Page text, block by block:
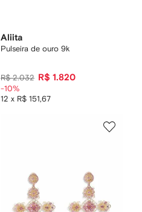
Aliita
Pulseira de ouro 9k
R$ 2.032 R$ 1.820
12 x R$ 151,67
-10%